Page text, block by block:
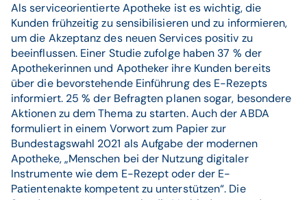
Als serviceorientierte Apotheke ist es wichtig, die
Kunden frühzeitig zu sensibilisieren und zu informieren,
um die Akzeptanz des neuen Services positiv zu
beeinflussen. Einer Studie zufolge haben 37 % der
Apothekerinnen und Apotheker ihre Kunden bereits
über die bevorstehende Einführung des E-Rezepts
informiert. 25 % der Befragten planen sogar, besondere
Aktionen zu dem Thema zu starten. Auch der ABDA
formuliert in einem Vorwort zum Papier zur
Bundestagswahl 2021 als Aufgabe der modernen
Apotheke, „Menschen bei der Nutzung digitaler
Instrumente wie dem E-Rezept oder der E-
Patientenakte kompetent zu unterstützen“. Die